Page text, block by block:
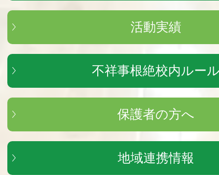
活動実績
不祥事根絶校内ルー
保護者の方へ
地域連携情報